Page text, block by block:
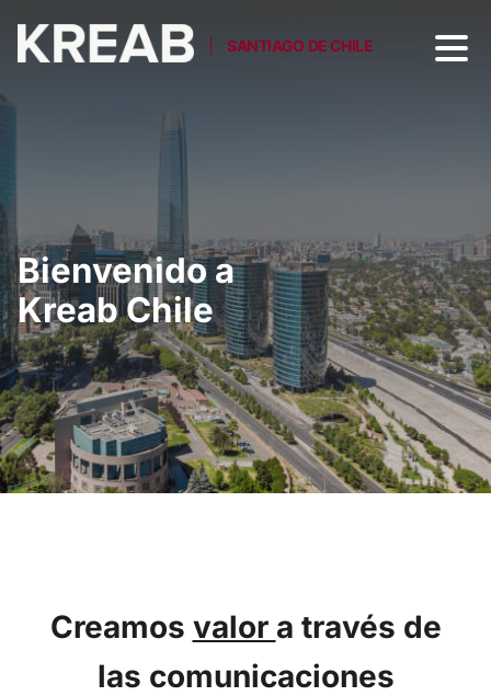
SANTIAGO DE CHILE
Bienvenido a
Kreab Chile
Creamos valor a través de
las comunicaciones